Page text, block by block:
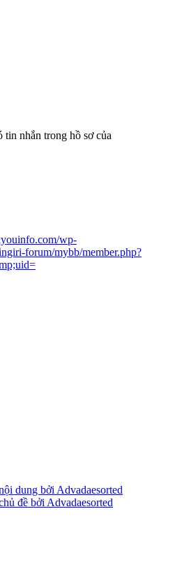
tin nhắn trong hồ sơ của
wp-
forum/mybb/member.php?
dung bởi Advadaesorted
đề bởi Advadaesorted